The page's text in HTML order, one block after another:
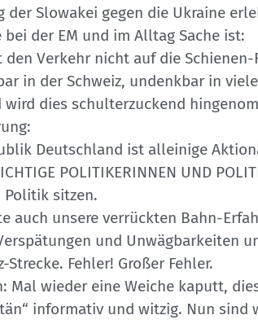
der Slowakei gegen die Ukraine
bei der EM und im Alltag Sache ist:
den Verkehr nicht auf die
in der Schweiz, undenkbar in
wird dies schulterzuckend
Deutschland ist alleinige
POLITIKERINNEN UND
Politik sitzen.
auch unsere verrückten Bahn-
und Unwägbarkeiten
Strecke. Fehler! Großer Fehler.
Mal wieder eine Weiche kaputt,
informativ und witzig. Nun